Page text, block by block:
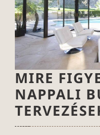
MIRE
NAPPALI